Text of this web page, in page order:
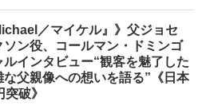
／マイケル』》父ジョセ
ソン役、コールマン・ドミンゴ
ルインタビュー“観客を魅了した
な父親像への想いを語る”《日本
破》